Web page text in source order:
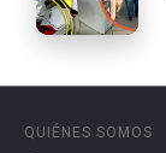
QUIÉNES SOMOS